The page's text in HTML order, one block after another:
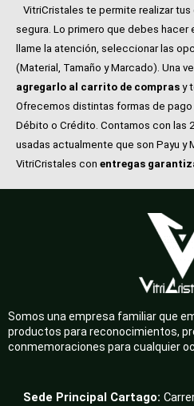
VitriCristales te permite realizar
segura. Lo primero que debes
llame la atención, seleccionar las
(Material, Tamaño y Marcado). Una
agregarlo al carrito de compras y
Ofrecemos distintas formas de
Débito o Crédito. Contamos con las
usadas actualmente que son Payu y
VitriCristales con entregas
Somos una empresa familiar que
productos para reconocimientos,
conmemoraciones para cualquier
Sede Principal Cartago: